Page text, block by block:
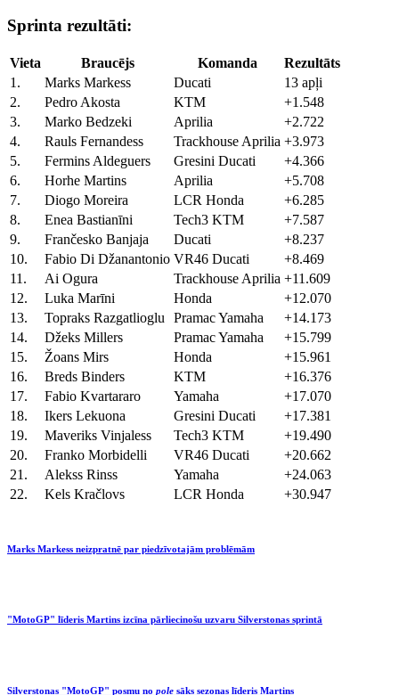
Sprinta rezultāti:
Vieta Braucējs Komanda
Rezultāts
1.
Marks Markess Ducati
13 apļi
2.
Pedro Akosta KTM
+1.548
3.
Marko Bedzeki Aprilia
+2.722
4.
Rauls Fernandess Trackhouse Aprilia +3.973
5.
Fermins Aldeguers Gresini Ducati
+4.366
6.
Horhe Martins Aprilia
+5.708
7.
Diogo Moreira LCR Honda
+6.285
8.
Enea Bastianīni Tech3 KTM
+7.587
9.
Frančesko Banjaja Ducati
+8.237
10.
Fabio Di Džanantonio VR46 Ducati
+8.469
11.
Ai Ogura Trackhouse Aprilia +11.609
12.
Luka Marīni Honda
+12.070
13.
Topraks Razgatlioglu Pramac Yamaha
+14.173
14.
Džeks Millers Pramac Yamaha
+15.799
15.
Žoans Mirs Honda
+15.961
16.
Breds Binders KTM
+16.376
17.
Fabio Kvartararo Yamaha
+17.070
18.
Ikers Lekuona Gresini Ducati
+17.381
19.
Maveriks Vinjaless Tech3 KTM
+19.490
20.
Franko Morbidelli VR46 Ducati
+20.662
21.
Alekss Rinss Yamaha
+24.063
22.
Kels Kračlovs LCR Honda +30.947
Marks Markess neizpratnē par piedzīvotajām problēmām
"MotoGP" līderis Martins izcīna pārliecinošu uzvaru Silverstonas sprintā
Silverstonas "MotoGP" posmu no pole sāks sezonas līderis Martins